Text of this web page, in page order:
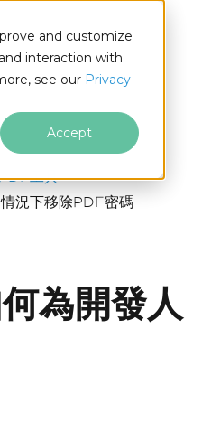
and customize
interaction with
see our Privacy
Accept
工具
況下移除PDF密碼
為開發人